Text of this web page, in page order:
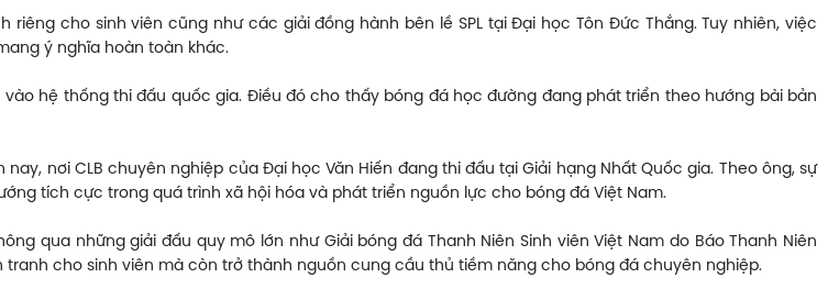
cho sinh viên cũng như các giải đồng hành bên lề SPL tại Đại học Tôn Đức Thắng. Tuy nhiên, việc
ý nghĩa hoàn toàn khác.
hệ thống thi đấu quốc gia. Điều đó cho thấy bóng đá học đường đang phát triển theo hướng bài bản
nơi CLB chuyên nghiệp của Đại học Văn Hiến đang thi đấu tại Giải hạng Nhất Quốc gia. Theo ông, sự
tích cực trong quá trình xã hội hóa và phát triển nguồn lực cho bóng đá Việt Nam.
qua những giải đấu quy mô lớn như Giải bóng đá Thanh Niên Sinh viên Việt Nam do Báo Thanh Niên
cho sinh viên mà còn trở thành nguồn cung cầu thủ tiềm năng cho bóng đá chuyên nghiệp.